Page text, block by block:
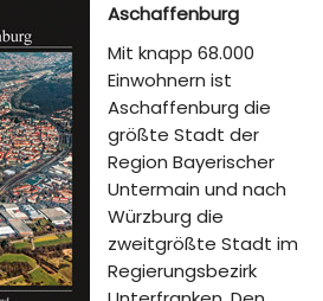
Aschaffenburg
Mit knapp 68.000
Einwohnern ist
Aschaffenburg die
größte Stadt der
Region Bayerischer
Untermain und nach
Würzburg die
zweitgrößte Stadt im
Regierungsbezirk